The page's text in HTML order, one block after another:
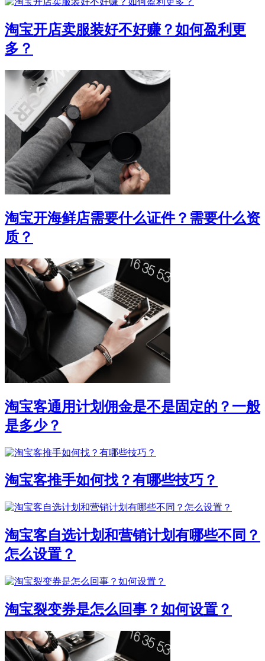
淘宝开店卖服装好不好赚？如何盈利更
多？
淘宝开海鲜店需要什么证件？需要什么资
质？
淘宝客通用计划佣金是不是固定的？一般
是多少？
淘宝客推手如何找？有哪些技巧？
淘宝客自选计划和营销计划有哪些不同？
怎么设置？
淘宝裂变券是怎么回事？如何设置？